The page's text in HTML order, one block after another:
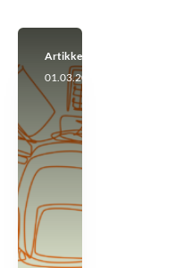
Artikkeli
01.03.2024